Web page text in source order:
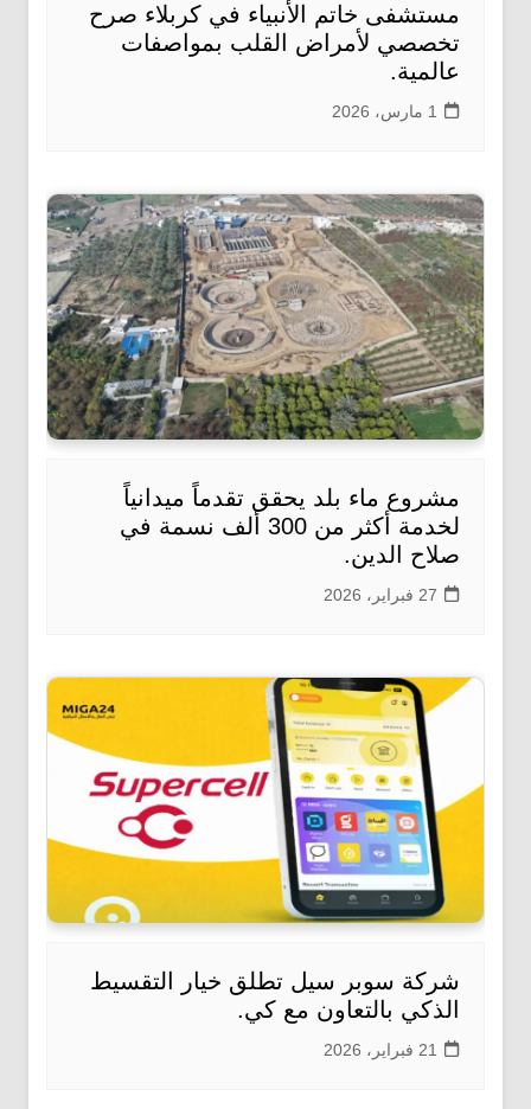
مستشفى خاتم الأنبياء في كربلاء صرح
تخصصي لأمراض القلب بمواصفات
عالمية.
1 مارس، 2026
مشروع ماء بلد يحقق تقدماً ميدانياً
لخدمة أكثر من 300 ألف نسمة في
صلاح الدين.
27 فبراير، 2026
شركة سوبر سيل تطلق خيار التقسيط
الذكي بالتعاون مع كي.
21 فبراير، 2026